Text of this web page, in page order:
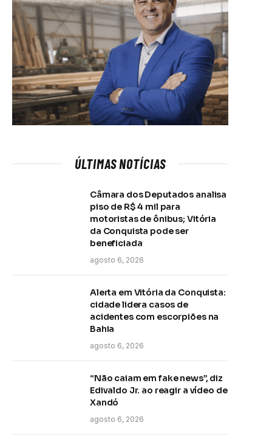
ÚLTIMAS NOTÍCIAS
Câmara dos Deputados analisa
piso de R$ 4 mil para
motoristas de ônibus; Vitória
da Conquista pode ser
beneficiada
agosto 6, 2026
Alerta em Vitória da Conquista:
cidade lidera casos de
acidentes com escorpiões na
Bahia
agosto 6, 2026
“Não caiam em fake news”, diz
Edivaldo Jr. ao reagir a vídeo de
Xandó
agosto 6, 2026